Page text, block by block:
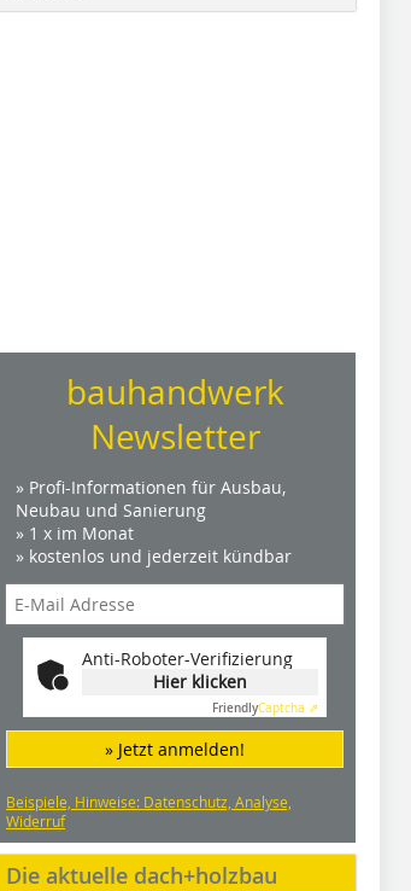
bauhandwerk
Newsletter
» Profi-Informationen für Ausbau,
Neubau und Sanierung
» 1 x im Monat
» kostenlos und jederzeit kündbar
Anti-Roboter-Verifizierung
Hier klicken
FriendlyCaptcha ⇗
» Jetzt anmelden!
Beispiele, Hinweise: Datenschutz, Analyse,
Widerruf
Die aktuelle dach+holzbau